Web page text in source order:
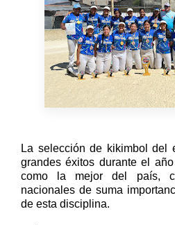
La selección de kikimbol del
grandes éxitos durante el
como la mejor del país,
nacionales de suma
de esta disciplina.